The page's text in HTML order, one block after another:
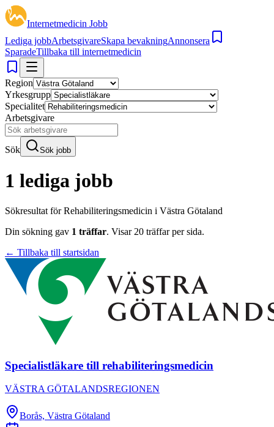
Internetmedicin Jobb
Lediga jobbArbetsgivareSkapa bevakningAnnonsera
SparadeTillbaka till internetmedicin
Region
Yrkesgrupp
Specialitet
Arbetsgivare
Sök Sök jobb
1 lediga jobb
Sökresultat förRehabiliteringsmedicin i Västra Götaland
Din sökning gav 1 träffar. Visar 20 träffar per sida.
← Tillbaka till startsidan
Specialistläkare till rehabiliteringsmedicin
VÄSTRA GÖTALANDSREGIONEN
Borås, Västra Götaland